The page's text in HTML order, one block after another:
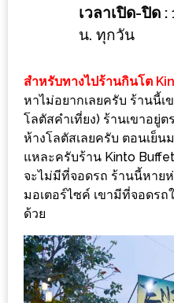
อร่อย
ที่
มา
ลอง
ถนน
คน
วัน
ท่าแพ
เชียงใหม่
CART
เวลาเปิด-ปิด :
น. ทุกวัน
สำหรับทางไปร้านกินโต
หาไม่อยากเลยครับ ร้านนี้
โลตัสคำเที่ยง) ร้านเขาอยู่ต
ห้างโลตัสเลยครับ ตอนเย็น
แหละครับร้าน Kinto
จะไม่มีที่จอดรถ ร้านนี้หาย
มอเตอร์ไซค์ เขามีที่จอดรถ
ด้วย